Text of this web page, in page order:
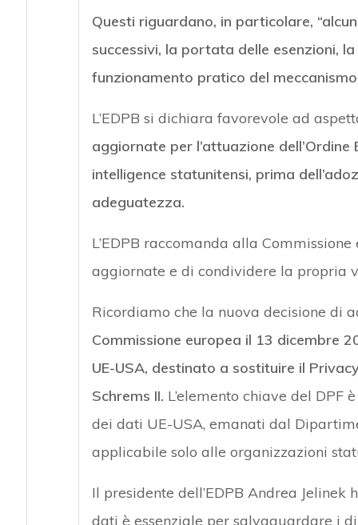
Questi riguardano, in particolare,
successivi, la portata delle esenzioni,
funzionamento pratico del meccanismo
L’EDPB si dichiara favorevole ad
aggiornate per l’attuazione
intelligence statunitensi, prima
adeguatezza.
L’EDPB raccomanda alla
aggiornate e di condividere la propria
Ricordiamo che la nuova decisione di
Commissione europea il 13 dicembre
UE-USA, destinato a sostituire il
Schrems II. L’elemento chiave del
dei dati UE-USA, emanati dal
applicabile solo alle organizzazioni
Il presidente dell’EDPB Andrea
dati è essenziale per salvaguardare i